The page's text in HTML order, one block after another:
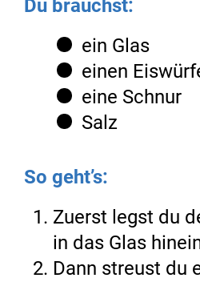
Du brauchst:
ein Glas
einen
eine Schnur
Salz
So geht’s:
Zuerst legst du
in das Glas
Dann streust du